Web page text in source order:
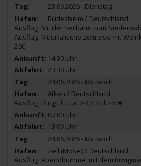
23.06.2026 - Dienstag
Rüdesheim / Deutschland
Ausflug: Mit der Seilbahn zum
Ausflug: Musikalische Zeitreise mit
29€
14.30 Uhr
23.30 Uhr
24.06.2026 - Mittwoch
Alken / Deutschland
Ausflug: Burg Eltz ca. 3-3,5 Std. - 53€
07.00 Uhr
13.00 Uhr
24.06.2026 - Mittwoch
Zell (Mosel) / Deutschland
Ausflug: Abendbummel mit dem